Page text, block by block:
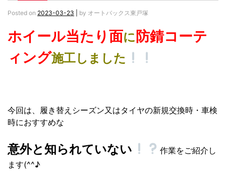
Posted on 2023-03-23 by オートバックス東戸塚
ホイール当たり面に防錆コーテ
ィング施工しました
今回は、履き替えシーズン又はタイヤの新規交換時・車検
時におすすめな
意外と知られていない
作業をご紹介し
ます(^^♪